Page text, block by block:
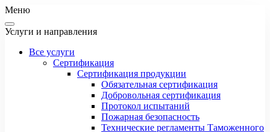
Меню
Услуги и направления
Все услуги
Сертификация
Сертификация продукции
Обязательная сертификация
Добровольная сертификация
Протокол испытаний
Пожарная безопасность
Технические регламенты Таможенного